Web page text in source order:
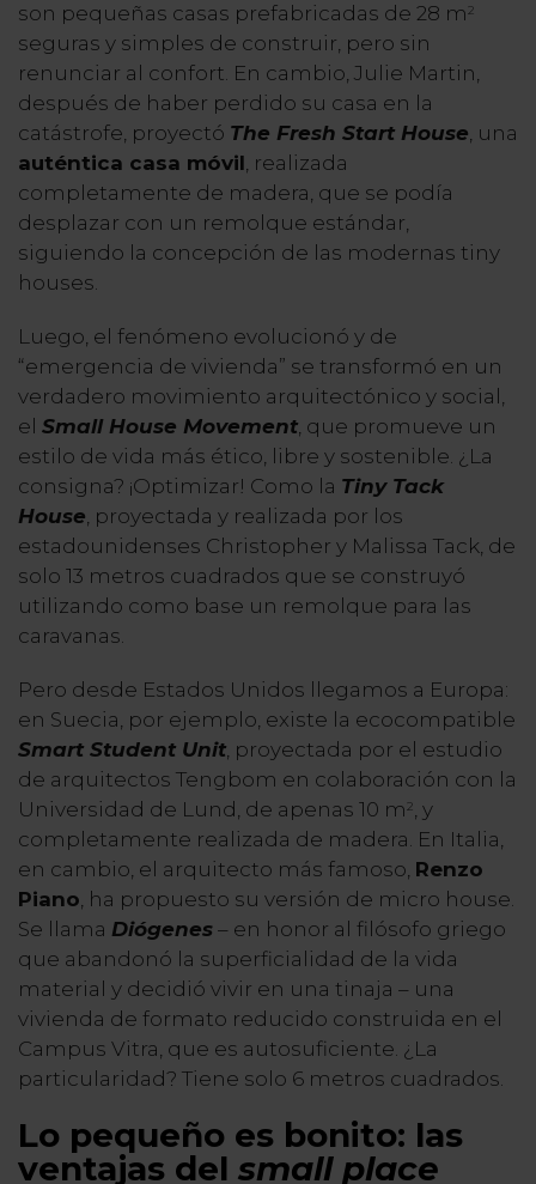
son pequeñas casas prefabricadas de 28 m2
seguras y simples de construir, pero sin
renunciar al confort. En cambio, Julie Martin,
después de haber perdido su casa en la
catástrofe, proyectó The Fresh Start House, una
auténtica casa móvil, realizada
completamente de madera, que se podía
desplazar con un remolque estándar,
siguiendo la concepción de las modernas tiny
houses.
Luego, el fenómeno evolucionó y de
“emergencia de vivienda” se transformó en un
verdadero movimiento arquitectónico y social,
el Small House Movement, que promueve un
estilo de vida más ético, libre y sostenible. ¿La
consigna? ¡Optimizar! Como la Tiny Tack
House, proyectada y realizada por los
estadounidenses Christopher y Malissa Tack, de
solo 13 metros cuadrados que se construyó
utilizando como base un remolque para las
caravanas.
Pero desde Estados Unidos llegamos a Europa:
en Suecia, por ejemplo, existe la ecocompatible
Smart Student Unit, proyectada por el estudio
de arquitectos Tengbom en colaboración con la
Universidad de Lund, de apenas 10 m2, y
completamente realizada de madera. En Italia,
en cambio, el arquitecto más famoso, Renzo
Piano, ha propuesto su versión de micro house.
Se llama Diógenes – en honor al filósofo griego
que abandonó la superficialidad de la vida
material y decidió vivir en una tinaja – una
vivienda de formato reducido construida en el
Campus Vitra, que es autosuficiente. ¿La
particularidad? Tiene solo 6 metros cuadrados.
Lo pequeño es bonito: las
ventajas del small place